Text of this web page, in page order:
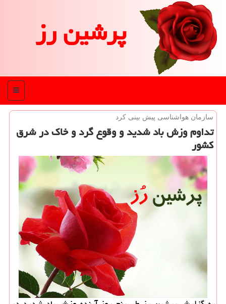
پرشین رز
منو
سازمان هواشناسی پیش بینی كرد
تداوم وزش باد شدید و وقوع گرد و خاك در شرق
كشور